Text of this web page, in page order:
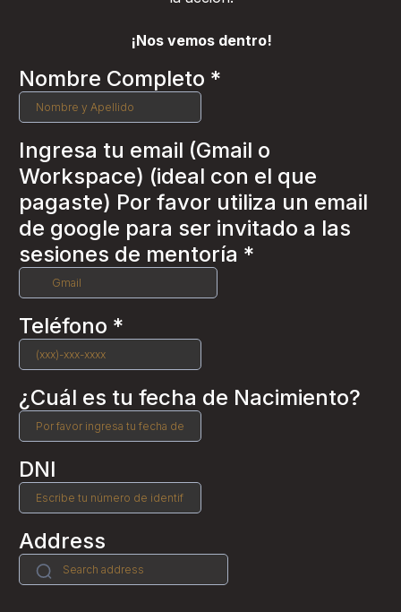
¡Nos vemos dentro!
Nombre Completo *
Ingresa tu email (Gmail o
Workspace) (ideal con el que
pagaste) Por favor utiliza un email
de google para ser invitado a las
sesiones de mentoría *
Teléfono *
¿Cuál es tu fecha de Nacimiento?
DNI
Address